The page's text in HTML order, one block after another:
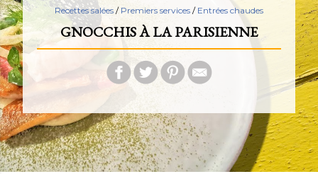
Recettes salées / Premiers services / Entrées chaudes
GNOCCHIS À LA PARISIENNE